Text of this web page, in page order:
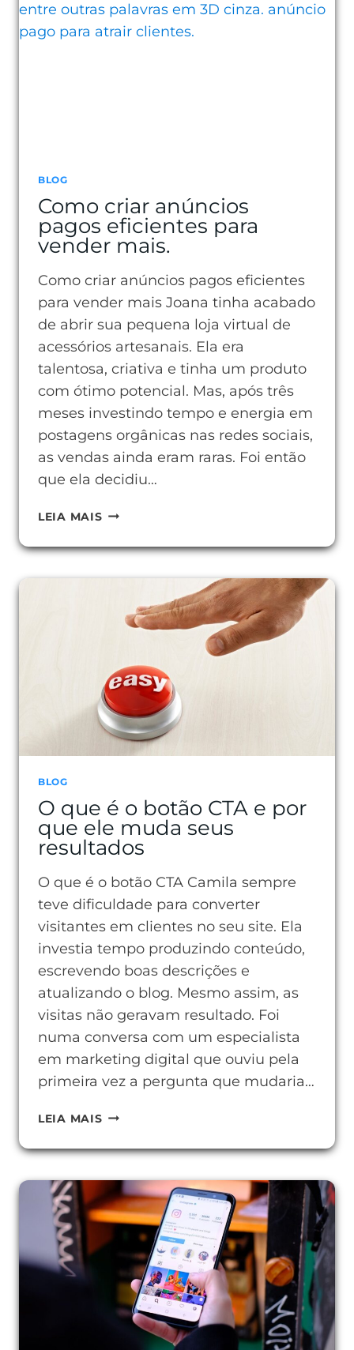
DE
BLOG
Como criar anúncios
pagos eficientes para
vender mais.
Como criar anúncios pagos eficientes
para vender mais Joana tinha acabado
de abrir sua pequena loja virtual de
acessórios artesanais. Ela era
talentosa, criativa e tinha um produto
com ótimo potencial. Mas, após três
meses investindo tempo e energia em
postagens orgânicas nas redes sociais,
as vendas ainda eram raras. Foi então
que ela decidiu…
LEIA MAISCOMO
EFICIENTES
PARA
MAIS.
BLOG
O que é o botão CTA e por
que ele muda seus
resultados
O que é o botão CTA Camila sempre
teve dificuldade para converter
visitantes em clientes no seu site. Ela
investia tempo produzindo conteúdo,
escrevendo boas descrições e
atualizando o blog. Mesmo assim, as
visitas não geravam resultado. Foi
numa conversa com um especialista
em marketing digital que ouviu pela
primeira vez a pergunta que mudaria…
LEIA MAISO
O
BOTÃO
CTA
E
POR
ELE